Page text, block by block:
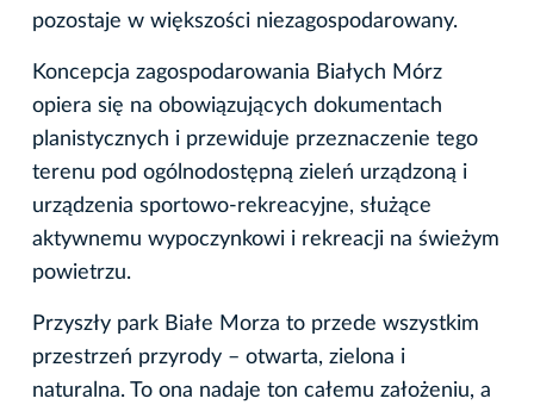
pozostaje w większości niezagospodarowany.
Koncepcja zagospodarowania Białych Mórz
opiera się na obowiązujących dokumentach
planistycznych i przewiduje przeznaczenie tego
terenu pod ogólnodostępną zieleń urządzoną i
urządzenia sportowo‑rekreacyjne, służące
aktywnemu wypoczynkowi i rekreacji na świeżym
powietrzu.
Przyszły park Białe Morza to przede wszystkim
przestrzeń przyrody – otwarta, zielona i
naturalna. To ona nadaje ton całemu założeniu, a